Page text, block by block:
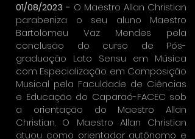
01/08/2023 - O Maestro Allan Christian
parabeniza o seu aluno Maestro
Bartolomeu Vaz Mendes pela
conclusão do curso de Pós-
graduação Lato Sensu em Música
com Especialização em Composição
Musical pela Faculdade de Ciências
e Educação do Caparaó-FACEC sob
a orientação do Maestro Allan
Christian. O Maestro Allan Christian
atuou como orientador autônomo e